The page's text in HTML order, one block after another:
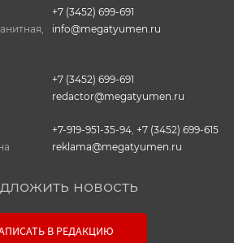
+7 (3452) 699-691
info@megatyumen.ru
+7 (3452) 699-691
redactor@megatyumen.ru
+7-919-951-35-94 +7 (3452) 699-615
reklama@megatyumen.ru
новость
В РЕДАКЦИЮ
с редакцией
настоящие контактные данные,